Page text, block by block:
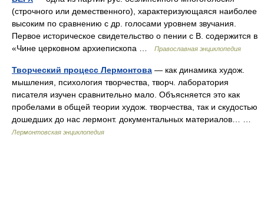
(строчного или демественного), характеризующаяся наиболее
высоким по сравнению с др. голосами уровнем звучания.
Первое историческое свидетельство о пении с В. содержится в
«Чине церковном архиепископа …
Православная энциклопедия
Творческий процесс Лермонтова — как динамика худож.
мышления, психология творчества, творч. лаборатория
писателя изучен сравнительно мало. Объясняется это как
пробелами в общей теории худож. творчества, так и скудостью
дошедших до нас лермонт. документальных материалов… …
Лермонтовская энциклопедия